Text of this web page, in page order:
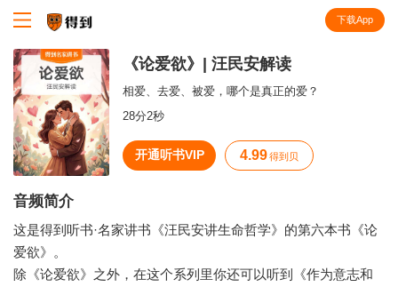
下载App
《论爱欲》| 汪民安解读
相爱、去爱、被爱，哪个是真正的爱？
28分2秒
开通听书VIP 4.99 得到贝
音频简介
这是得到听书·名家讲书《汪民安讲生命哲学》的第六本书《论
爱欲》。
除《论爱欲》之外，在这个系列里你还可以听到《作为意志和